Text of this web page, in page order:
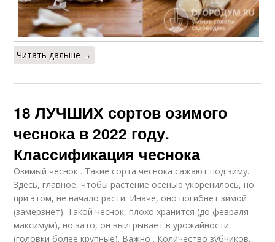
Читать дальше →
18 ЛУЧШИХ сортов озимого
чеснока в 2022 году.
Классификация чеснока
Озимый чеснок . Такие сорта чеснока сажают под зиму.
Здесь, главное, чтобы растение осенью укоренилось, но
при этом, не начало расти. Иначе, оно погибнет зимой
(замерзнет). Такой чеснок, плохо хранится (до февраля
максимум), но зато, он выигрывает в урожайности
(головки более крупные). Важно . Количество зубчиков,